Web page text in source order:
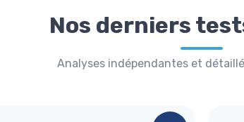
Nos derniers
Analyses indépendantes et